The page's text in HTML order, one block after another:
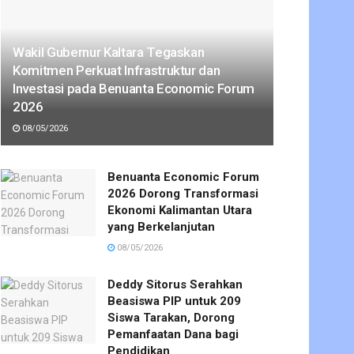
Wakil Gubernur Kaltara Tegaskan
Komitmen Perkuat Infrastruktur dan
Investasi pada Benuanta Economic Forum
2026
08/05/2026
Benuanta Economic Forum
2026 Dorong Transformasi
Ekonomi Kalimantan Utara
yang Berkelanjutan
08/05/2026
Deddy Sitorus Serahkan
Beasiswa PIP untuk 209
Siswa Tarakan, Dorong
Pemanfaatan Dana bagi
Pendidikan